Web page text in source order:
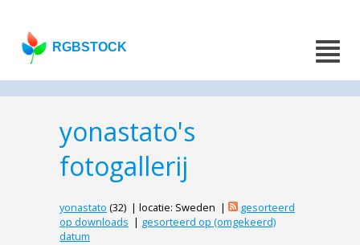
RGBSTOCK
yonastato's
fotogallerij
yonastato (32) | locatie: Sweden |
gesorteerd
op downloads | gesorteerd op (omgekeerd)
datum